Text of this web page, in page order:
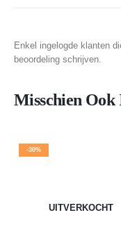
Enkel ingelogde klanten
beoordeling schrijven.
Misschien Ook
-30%
UITVERKOCHT